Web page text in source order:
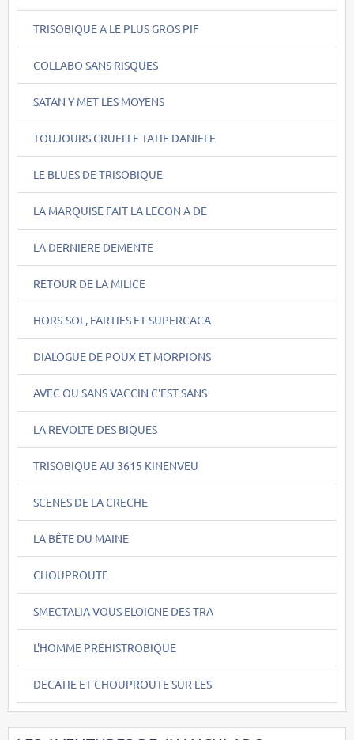
TRISOBIQUE A LE PLUS GROS PIF
COLLABO SANS RISQUES
SATAN Y MET LES MOYENS
TOUJOURS CRUELLE TATIE DANIELE
LE BLUES DE TRISOBIQUE
LA MARQUISE FAIT LA LECON A DE
LA DERNIERE DEMENTE
RETOUR DE LA MILICE
HORS-SOL, FARTIES ET SUPERCACA
DIALOGUE DE POUX ET MORPIONS
AVEC OU SANS VACCIN C'EST SANS
LA REVOLTE DES BIQUES
TRISOBIQUE AU 3615 KINENVEU
SCENES DE LA CRECHE
LA BÊTE DU MAINE
CHOUPROUTE
SMECTALIA VOUS ELOIGNE DES TRA
L'HOMME PREHISTROBIQUE
DECATIE ET CHOUPROUTE SUR LES